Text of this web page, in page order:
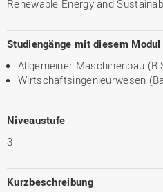
Renewable Energy and
Studiengänge mit diesem Modul
Allgemeiner Maschinenbau
Wirtschaftsingenieurwesen
Niveaustufe
3
Kurzbeschreibung